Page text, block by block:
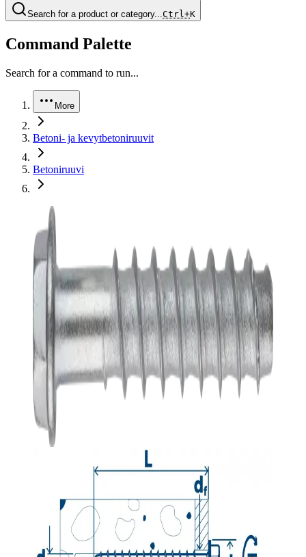
Search for a product or category...Ctrl+K
Command Palette
Search for a command to run...
More
Betoni- ja kevytbetoniruuvit
Betoniruuvi